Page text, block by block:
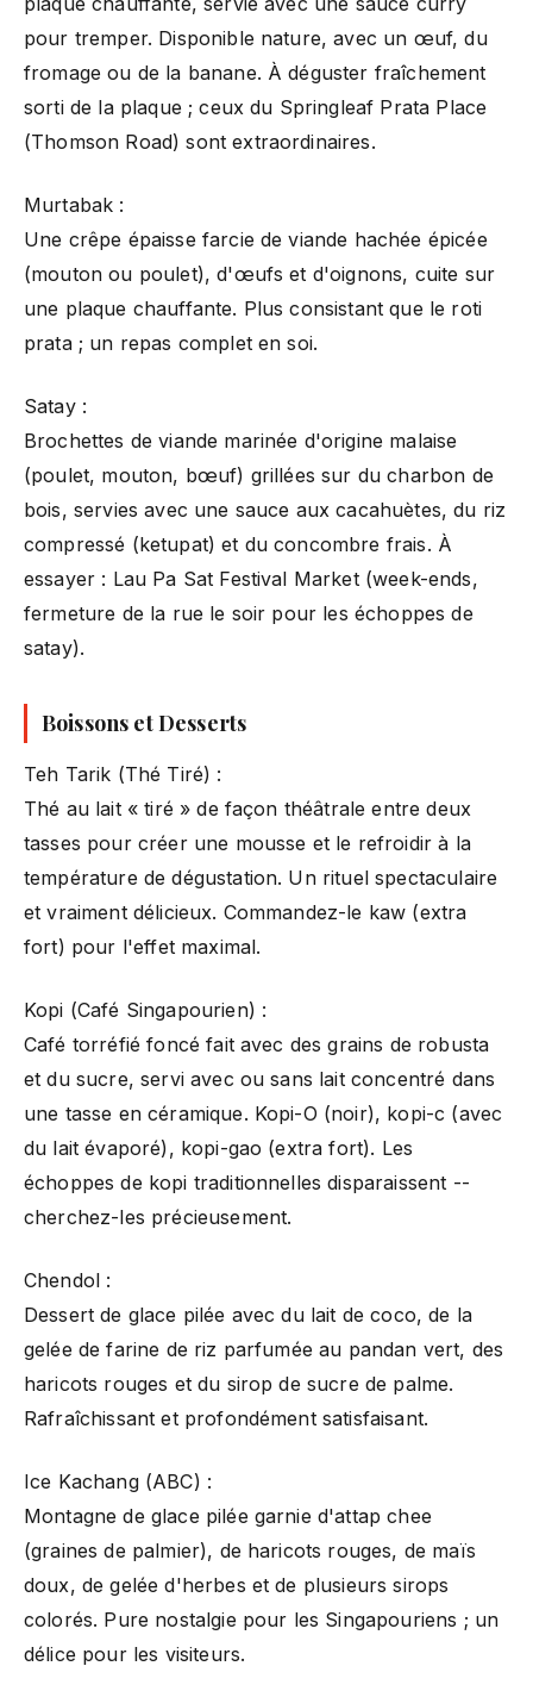
pour tremper. Disponible nature, avec un œuf, du
fromage ou de la banane. À déguster fraîchement
sorti de la plaque ; ceux du Springleaf Prata Place
(Thomson Road) sont extraordinaires.
Murtabak :
Une crêpe épaisse farcie de viande hachée épicée
(mouton ou poulet), d'œufs et d'oignons, cuite sur
une plaque chauffante. Plus consistant que le roti
prata ; un repas complet en soi.
Satay :
Brochettes de viande marinée d'origine malaise
(poulet, mouton, bœuf) grillées sur du charbon de
bois, servies avec une sauce aux cacahuètes, du riz
compressé (ketupat) et du concombre frais. À
essayer : Lau Pa Sat Festival Market (week-ends,
fermeture de la rue le soir pour les échoppes de
satay).
Boissons et Desserts
Teh Tarik (Thé Tiré) :
Thé au lait « tiré » de façon théâtrale entre deux
tasses pour créer une mousse et le refroidir à la
température de dégustation. Un rituel spectaculaire
et vraiment délicieux. Commandez-le kaw (extra
fort) pour l'effet maximal.
Kopi (Café Singapourien) :
Café torréfié foncé fait avec des grains de robusta
et du sucre, servi avec ou sans lait concentré dans
une tasse en céramique. Kopi-O (noir), kopi-c (avec
du lait évaporé), kopi-gao (extra fort). Les
échoppes de kopi traditionnelles disparaissent --
cherchez-les précieusement.
Chendol :
Dessert de glace pilée avec du lait de coco, de la
gelée de farine de riz parfumée au pandan vert, des
haricots rouges et du sirop de sucre de palme.
Rafraîchissant et profondément satisfaisant.
Ice Kachang (ABC) :
Montagne de glace pilée garnie d'attap chee
(graines de palmier), de haricots rouges, de maïs
doux, de gelée d'herbes et de plusieurs sirops
colorés. Pure nostalgie pour les Singapouriens ; un
délice pour les visiteurs.